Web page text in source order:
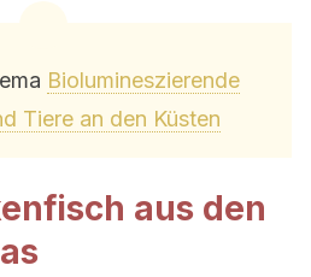
Biolumineszierende
Tiere an den Küsten
aus den